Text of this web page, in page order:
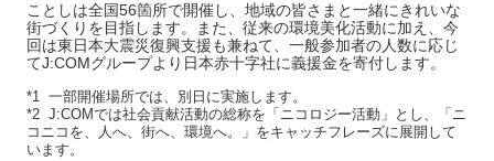
ことしは全国56箇所で開催し、地域の皆さまと一緒にきれいな
街づくりを目指します。また、従来の環境美化活動に加え、今
回は東日本大震災復興支援も兼ねて、一般参加者の人数に応じ
てJ:COMグループより日本赤十字社に義援金を寄付します。
*1 一部開催場所では、別日に実施します。
*2 J:COMでは社会貢献活動の総称を「ニコロジー活動」とし、「ニ
コニコを、人へ、街へ、環境へ。」をキャッチフレーズに展開して
います。